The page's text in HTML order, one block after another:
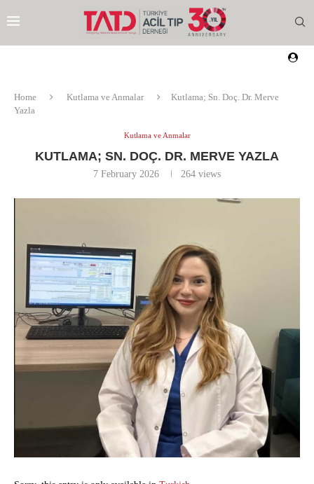
Home Kutlama ve Anmalar
Kutlama; Sn. Doç. Dr. Merve
Yazla
Kutlama ve Anmalar
KUTLAMA; SN. DOÇ. DR. MERVE YAZLA
7 February 2026 264 views